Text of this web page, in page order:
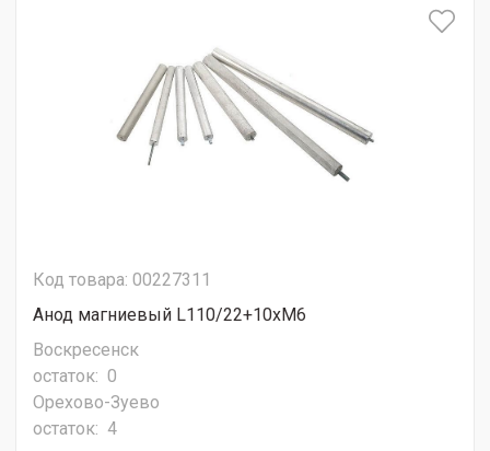
Код товара: 00227311
Анод магниевый L110/22+10хМ6
Воскресенск
остаток: 0
Орехово-Зуево
остаток: 4